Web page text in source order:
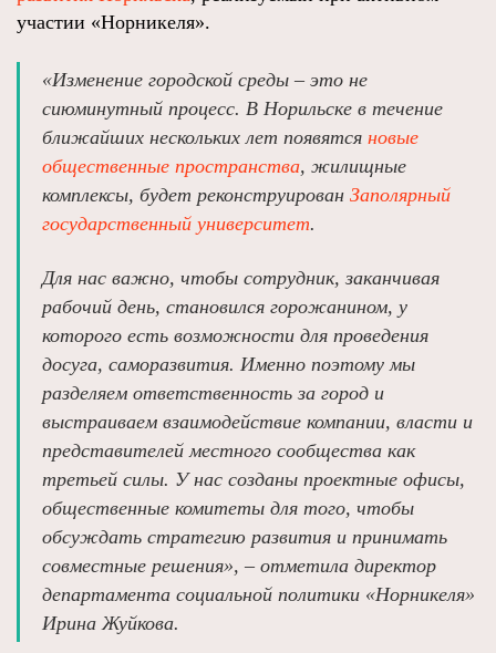
участии «Норникеля».
«Изменение городской среды – это не
сиюминутный процесс. В Норильске в течение
ближайших нескольких лет появятся новые
общественные пространства, жилищные
комплексы, будет реконструирован Заполярный
государственный университет.
Для нас важно, чтобы сотрудник, заканчивая
рабочий день, становился горожанином, у
которого есть возможности для проведения
досуга, саморазвития. Именно поэтому мы
разделяем ответственность за город и
выстраиваем взаимодействие компании, власти и
представителей местного сообщества как
третьей силы. У нас созданы проектные офисы,
общественные комитеты для того, чтобы
обсуждать стратегию развития и принимать
совместные решения», – отметила директор
департамента социальной политики «Норникеля»
Ирина Жуйкова.